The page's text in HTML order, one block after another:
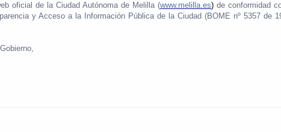
oficial de la Ciudad Autónoma de Melilla (www.melilla.es) de conformidad
y Acceso a la Información Pública de la Ciudad (BOME nº 5357 de